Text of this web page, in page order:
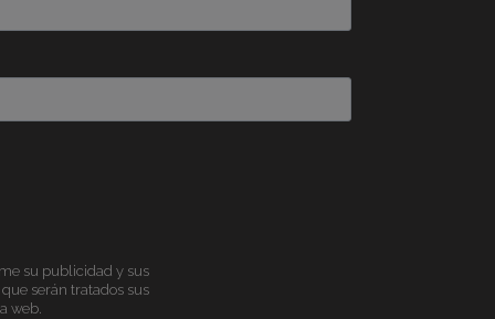
su publicidad y sus
serán tratados sus
web.